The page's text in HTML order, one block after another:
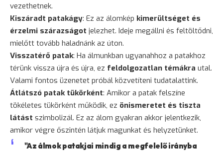
vezethetnek.
Kiszáradt patakágy: Ez az álomkép kimerültséget és
érzelmi szárazságot jelezhet. Ideje megállni és feltöltődni,
mielőtt tovább haladnánk az úton.
Visszatérő patak: Ha álmunkban ugyanahhoz a patakhoz
térünk vissza újra és újra, ez feldolgozatlan témákra utal.
Valami fontos üzenetet próbál közvetíteni tudatalattink.
Átlátszó patak tükörként: Amikor a patak felszíne
tökéletes tükörként működik, ez önismeretet és tiszta
látást szimbolizál. Ez az álom gyakran akkor jelentkezik,
amikor végre őszintén látjuk magunkat és helyzetünket.
"Az álmok patakjai mindig a megfelelő irányba